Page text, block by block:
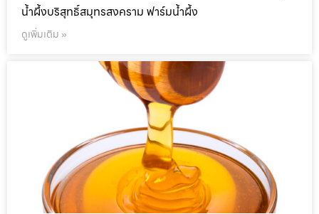
น้ำผึ้งบริสุทธิ์สมุทรสงคราม ฟาร์มน้ำผึ้ง
ดูเพิ่มเติม »